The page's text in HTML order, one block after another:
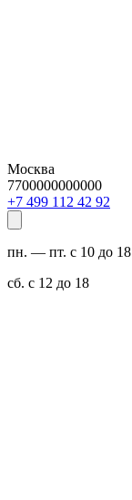
Москва
7700000000000
29 24 211 994 7+
пн. — пт. с 10 до 18
сб. с 12 до 18